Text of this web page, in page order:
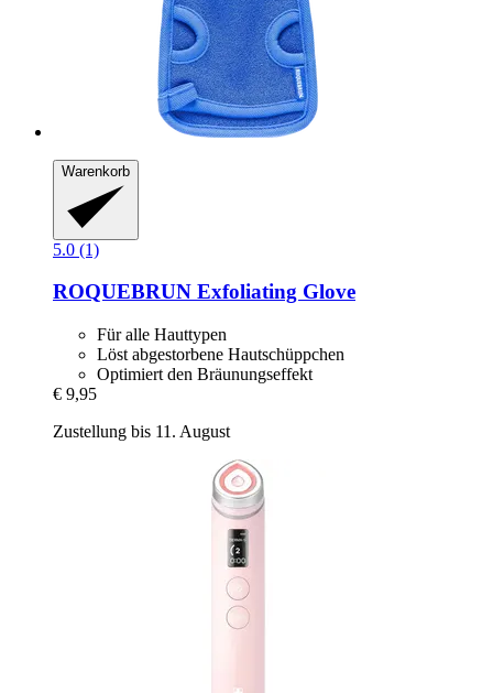
Warenkorb
5.0 (1)
ROQUEBRUN Exfoliating Glove
Für alle Hauttypen
Löst abgestorbene Hautschüppchen
Optimiert den Bräunungseffekt
€ 9,95
Zustellung bis 11. August